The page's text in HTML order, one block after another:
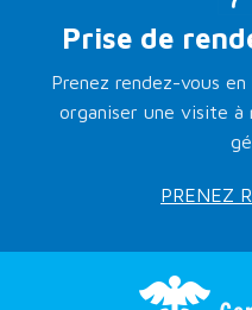
Prise de
Prenez rendez-vous
organiser une visite à
PRENEZ